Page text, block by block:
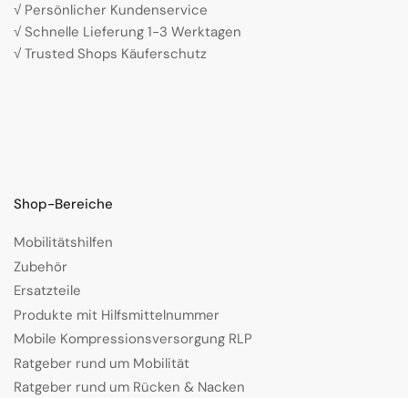
√ Persönlicher Kundenservice
√ Schnelle Lieferung 1-3 Werktagen
√ Trusted Shops Käuferschutz
Shop-Bereiche
Mobilitätshilfen
Zubehör
Ersatzteile
Produkte mit Hilfsmittelnummer
Mobile Kompressionsversorgung RLP
Ratgeber rund um Mobilität
Ratgeber rund um Rücken & Nacken